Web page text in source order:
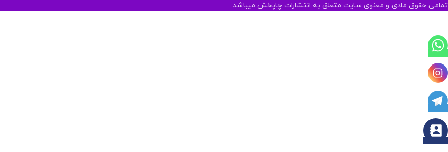
تمامی حقوق مادی و معنوی سایت متعلق به انتشارات چاپخش میباشد.